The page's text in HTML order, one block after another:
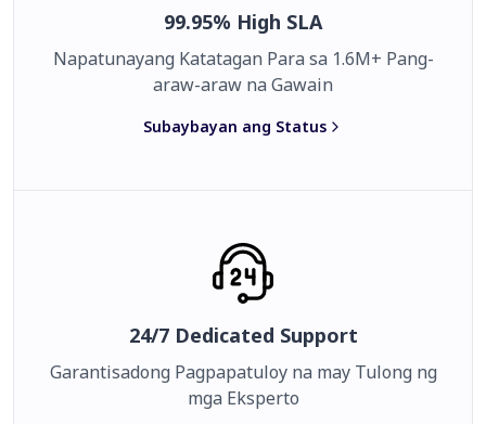
99.95% High SLA
Napatunayang Katatagan Para sa 1.6M+ Pang-
araw-araw na Gawain
Subaybayan ang Status
24/7 Dedicated Support
Garantisadong Pagpapatuloy na may Tulong ng
mga Eksperto